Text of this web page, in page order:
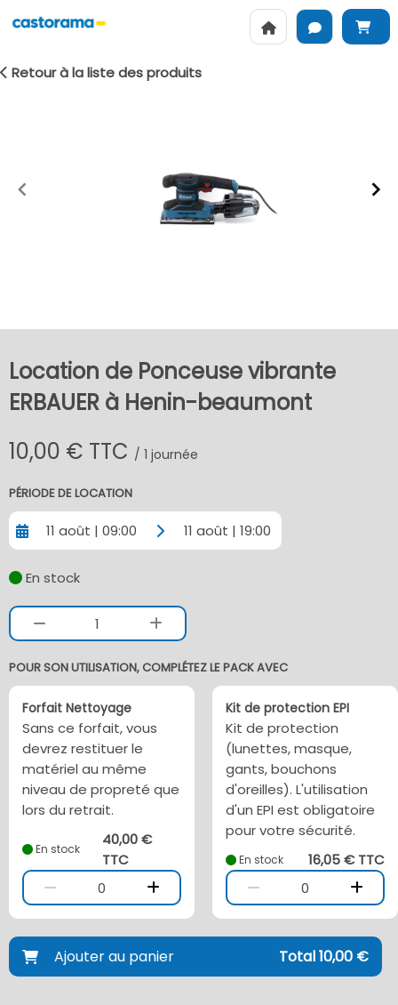
Retour à la liste des produits
Location de Ponceuse vibrante
ERBAUER à Henin-beaumont
10,00 € TTC / 1 journée
PÉRIODE DE LOCATION
11 août | 09:00 11 août | 19:00
En stock
1
POUR SON UTILISATION, COMPLÉTEZ LE PACK AVEC
Forfait Nettoyage
Sans ce forfait, vous
devrez restituer le
matériel au même
niveau de propreté que
lors du retrait.
En stock
40,00 €
TTC
0
Kit de protection EPI
Kit de protection
(lunettes, masque,
gants, bouchons
d'oreilles). L'utilisation
d'un EPI est obligatoire
pour votre sécurité.
En stock
16,05 € TTC
0
Ajouter au panier Total 10,00 €